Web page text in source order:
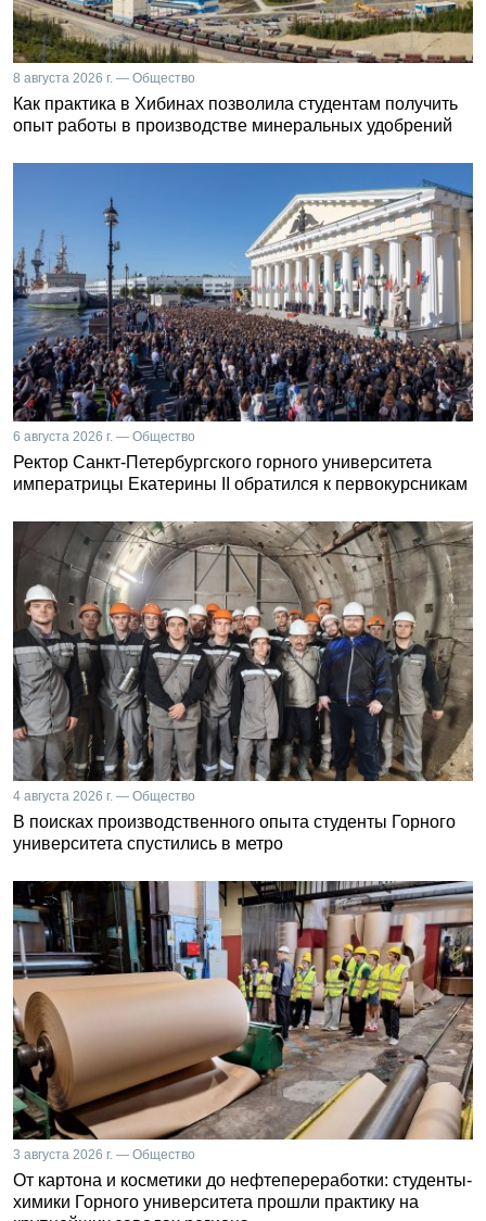
8 августа 2026 г. — Общество
Как практика в Хибинах позволила студентам получить
опыт работы в производстве минеральных удобрений
6 августа 2026 г. — Общество
Ректор Санкт-Петербургского горного университета
императрицы Екатерины II обратился к первокурсникам
4 августа 2026 г. — Общество
В поисках производственного опыта студенты Горного
университета спустились в метро
3 августа 2026 г. — Общество
От картона и косметики до нефтепереработки: студенты-
химики Горного университета прошли практику на